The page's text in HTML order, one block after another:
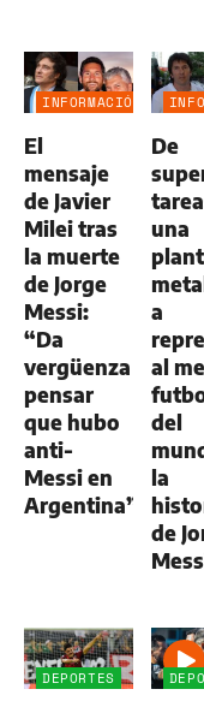
INFORMACIÓN
El
mensaje
de Javier
Milei tras
la muerte
de Jorge
Messi:
“Da
vergüenza
pensar
que hubo
anti-
Messi en
Argentina”
De
una
a
al
del
la
de
DEPORTES